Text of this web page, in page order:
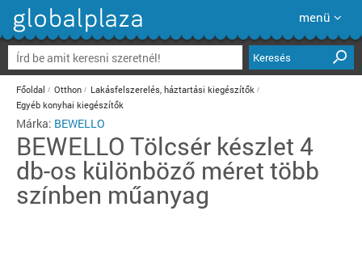
menü
Keresés
Főoldal Otthon
Lakásfelszerelés, háztartási kiegészítők
Egyéb konyhai kiegészítők
Márka: BEWELLO
BEWELLO Tölcsér készlet 4
db-os különböző méret több
színben műanyag